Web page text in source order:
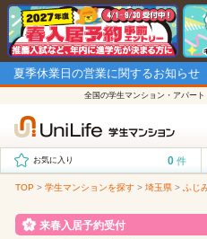
夏季休業日の営業に関するお知らせ
全国の学生マンション・アパー
お気に入り 0 件
TOP > 学生マンションを探す > 埼玉県 > ふじ
来春入居予約受付